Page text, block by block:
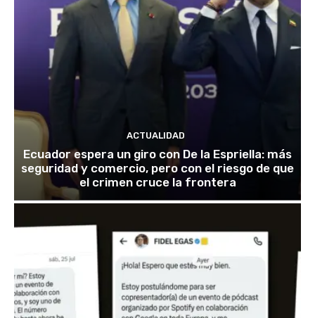
ACTUALIDAD
Ecuador espera un giro con De la Espriella: más
seguridad y comercio, pero con el riesgo de que
el crimen cruce la frontera